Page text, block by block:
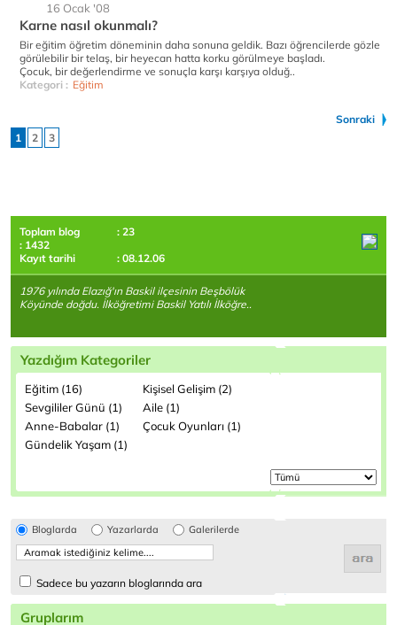
16 Ocak '08
Karne nasıl okunmalı?
Bir eğitim öğretim döneminin daha sonuna geldik. Bazı öğrencilerde gözle
görülebilir bir telaş, bir heyecan hatta korku görülmeye başladı.
Çocuk, bir değerlendirme ve sonuçla karşı karşıya olduğ..
Kategori : Eğitim
Sonraki
1
2 3
Toplam blog
: 23
: 1432
Kayıt tarihi
: 08.12.06
1976 yılında Elazığ'ın Baskil ilçesinin Beşbölük
Köyünde doğdu. İlköğretimi Baskil Yatılı İlköğre..
Yazdığım Kategoriler
Eğitim (16)
Kişisel Gelişim (2)
Sevgililer Günü (1)
Aile (1)
Anne-Babalar (1)
Çocuk Oyunları (1)
Gündelik Yaşam (1)
Bloglarda Yazarlarda Galerilerde
Sadece bu yazarın bloglarında ara
Gruplarım